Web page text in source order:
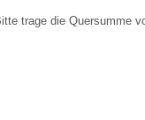
trage die Quersumme